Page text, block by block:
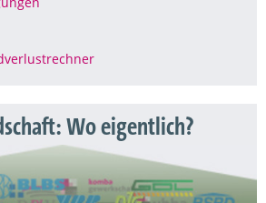
Wo eigentlich?